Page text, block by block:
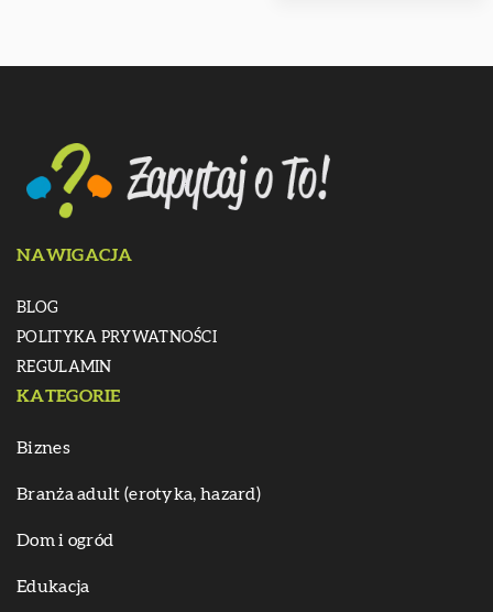
NAWIGACJA
BLOG
POLITYKA PRYWATNOŚCI
REGULAMIN
KATEGORIE
Biznes
Branża adult (erotyka, hazard)
Dom i ogród
Edukacja